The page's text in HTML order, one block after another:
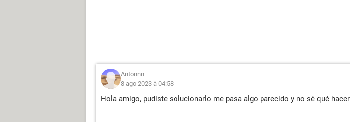
Antonnn
8 ago 2023 à 04:58
Hola amigo, pudiste solucionarlo me pasa algo parecido y no sé qué hacer